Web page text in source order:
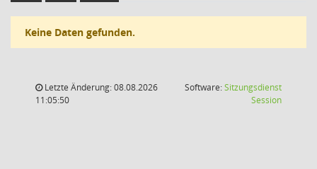
Keine Daten gefunden.
Letzte Änderung: 08.08.2026
11:05:50
Software:Sitzungsdienst
Session(Wird in